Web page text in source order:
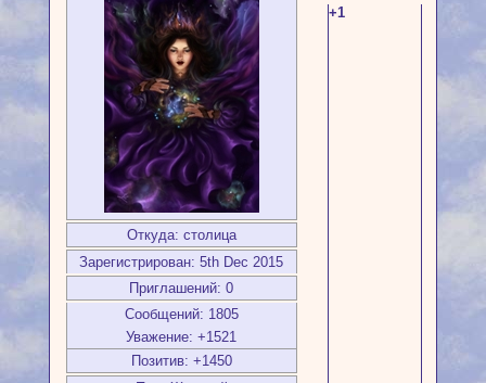
Откуда: столица
Зарегистрирован: 5th Dec 2015
Приглашений: 0
Сообщений: 1805
Уважение: +1521
Позитив: +1450
+1